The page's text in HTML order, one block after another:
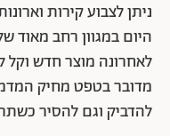
ניתן לצבוע קירות
היום במגוון רחב מאוד
לאחרונה מוצר חדש וקל
מדובר בטפט מחיק
להדביק וגם להסיר כשתרצו.